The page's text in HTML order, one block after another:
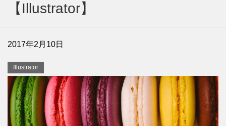
【Illustrator】
2017年2月10日
Illustrator